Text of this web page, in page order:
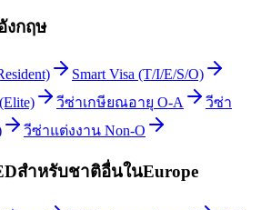
งกฤษ
Smart Visa (T/I/E/S/O)
วีซ่าเกษียณอายุ O-A
วีซ่า
วีซ่าแต่งงาน Non-O
สำหรับชาติอื่นในEurope